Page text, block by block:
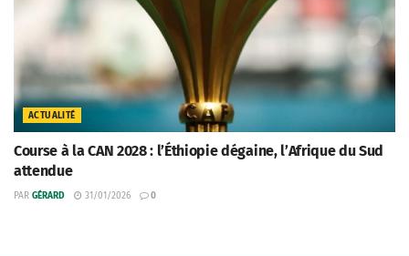
ACTUALITÉ
Course à la CAN 2028 : l’Éthiopie dégaine, l’Afrique du Sud
attendue
PAR GÉRARD 31/01/2026 0